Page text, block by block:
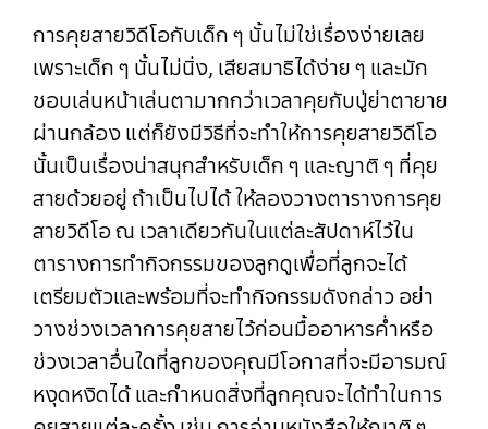
การคุยสายวิดีโอกับเด็ก ๆ นั้นไม่ใช่เรื่องง่ายเลย
เพราะเด็ก ๆ นั้นไม่นิ่ง, เสียสมาธิได้ง่าย ๆ และมัก
ชอบเล่นหน้าเล่นตามากกว่าเวลาคุยกับปู่ย่าตายาย
ผ่านกล้อง แต่ก็ยังมีวิธีที่จะทำให้การคุยสายวิดีโอ
นั้นเป็นเรื่องน่าสนุกสำหรับเด็ก ๆ และญาติ ๆ ที่คุย
สายด้วยอยู่ ถ้าเป็นไปได้ ให้ลองวางตารางการคุย
สายวิดีโอ ณ เวลาเดียวกันในแต่ละสัปดาห์ไว้ใน
ตารางการทำกิจกรรมของลูกดูเพื่อที่ลูกจะได้
เตรียมตัวและพร้อมที่จะทำกิจกรรมดังกล่าว อย่า
วางช่วงเวลาการคุยสายไว้ก่อนมื้ออาหารค่ำหรือ
ช่วงเวลาอื่นใดที่ลูกของคุณมีโอกาสที่จะมีอารมณ์
หงุดหงิดได้ และกำหนดสิ่งที่ลูกคุณจะได้ทำในการ